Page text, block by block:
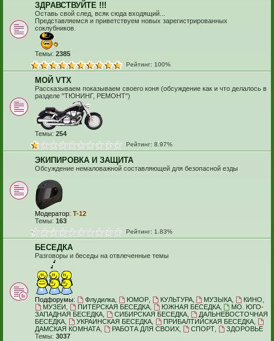
ЗДРАВСТВУЙТЕ !!!
Оставь свой след, всяк сюда входящий...
Представляемся и приветствуем новых зарегистрированных
соклубников.
Темы: 2385
Рейтинг: 100%
МОЙ VTX
Рассказываем показываем своего коня (обсуждение как и что делалось в
разделе "ТЮНИНГ, РЕМОНТ")
Темы: 254
Рейтинг: 8.97%
ЭКИПИРОВКА И ЗАЩИТА
Обсуждение немаловажной составляющей для безопасной езды
Модератор: T-12
Темы: 163
Рейтинг: 1.83%
БЕСЕДКА
Разговоры и беседы на отвлеченные темы
Подфорумы: Флудилка, ЮМОР, КУЛЬТУРА, МУЗЫКА КИНО
МУЗЕИ
ПИТЕРСКАЯ БЕСЕДКА, ЮЖНАЯ БЕСЕДКА,
МО. ЮГО-
ЗАПАДНАЯ БЕСЕДКА
СИБИРСКАЯ БЕСЕДКА,
ДАЛЬНЕВОСТОЧНАЯ
БЕСЕДКА
УКРАИНСКАЯ БЕСЕДКА, ПРИБАЛТИЙСКАЯ БЕСЕДКА,
ДАМСКАЯ КОМНАТА
РАБОТА ДЛЯ СВОИХ, СПОРТ,
ЗДОРОВЬЕ
Темы: 3037